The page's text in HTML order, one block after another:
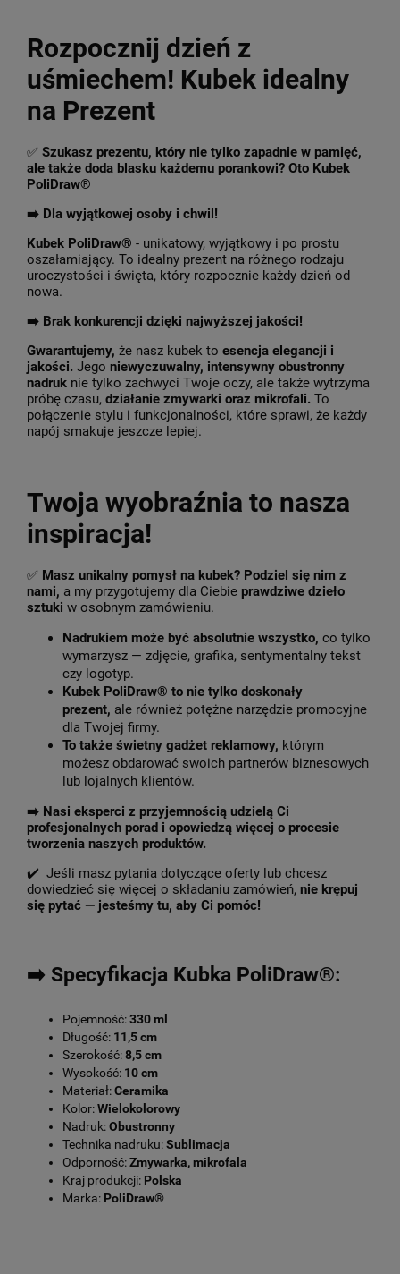
Rozpocznij dzień z
uśmiechem! Kubek idealny
na Prezent
✅ Szukasz prezentu, który nie tylko zapadnie w pamięć,
ale także doda blasku każdemu porankowi? Oto Kubek
PoliDraw®
➡️ Dla wyjątkowej osoby i chwil!
Kubek PoliDraw® - unikatowy, wyjątkowy i po prostu
oszałamiający. To idealny prezent na różnego rodzaju
uroczystości i święta, który rozpocznie każdy dzień od
nowa.
➡️ Brak konkurencji dzięki najwyższej jakości!
Gwarantujemy, że nasz kubek to esencja elegancji i
jakości. Jego niewyczuwalny, intensywny obustronny
nadruk nie tylko zachwyci Twoje oczy, ale także wytrzyma
próbę czasu, działanie zmywarki oraz mikrofali. To
połączenie stylu i funkcjonalności, które sprawi, że każdy
napój smakuje jeszcze lepiej.
Twoja wyobraźnia to nasza
inspiracja!
✅ Masz unikalny pomysł na kubek? Podziel się nim z
nami, a my przygotujemy dla Ciebie prawdziwe dzieło
sztuki w osobnym zamówieniu.
Nadrukiem może być absolutnie wszystko, co tylko
wymarzysz — zdjęcie, grafika, sentymentalny tekst
czy logotyp.
Kubek PoliDraw® to nie tylko doskonały
prezent, ale również potężne narzędzie promocyjne
dla Twojej firmy.
To także świetny gadżet reklamowy, którym
możesz obdarować swoich partnerów biznesowych
lub lojalnych klientów.
➡️ Nasi eksperci z przyjemnością udzielą Ci
profesjonalnych porad i opowiedzą więcej o procesie
tworzenia naszych produktów.
✔️ Jeśli masz pytania dotyczące oferty lub chcesz
dowiedzieć się więcej o składaniu zamówień, nie krępuj
się pytać — jesteśmy tu, aby Ci pomóc!
➡️ Specyfikacja Kubka PoliDraw®:
Pojemność:330 ml
Długość: 11,5 cm
Szerokość:8,5 cm
Wysokość: 10 cm
Materiał:Ceramika
Kolor:Wielokolorowy
Nadruk:Obustronny
Technika nadruku:Sublimacja
Odporność:Zmywarka, mikrofala
Kraj produkcji: Polska
Marka: PoliDraw®